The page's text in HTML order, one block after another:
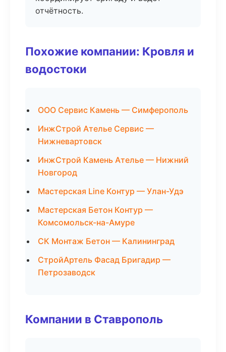
отчётность.
Похожие компании: Кровля и
водостоки
ООО Сервис Камень — Симферополь
ИнжСтрой Ателье Сервис —
Нижневартовск
ИнжСтрой Камень Ателье — Нижний
Новгород
Мастерская Line Контур — Улан-Удэ
Мастерская Бетон Контур —
Комсомольск-на-Амуре
СК Монтаж Бетон — Калининград
СтройАртель Фасад Бригадир —
Петрозаводск
Компании в Ставрополь